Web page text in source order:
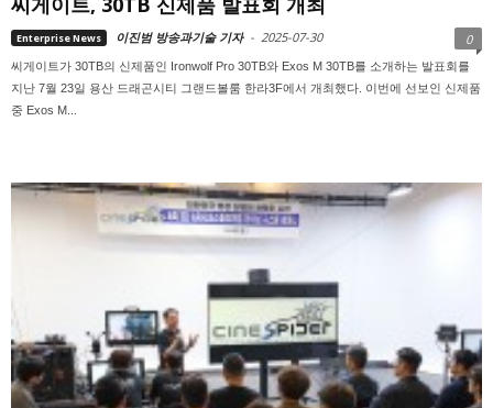
Enterprise News 이진범 방송과기술 기자 - 2025-07-30 0
씨게이트가 30TB의 신제품인 Ironwolf Pro 30TB와 Exos M 30TB를 소개하는 발표회를
지난 7월 23일 용산 드래곤시티 그랜드볼룸 한라3F에서 개최했다. 이번에 선보인 신제품
중 Exos M...